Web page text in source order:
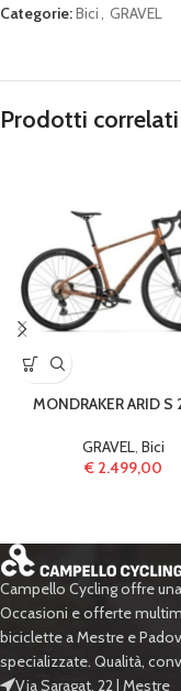
Categorie:Bici, GRAVEL
Prodotti correlati
MONDRAKER ARID S
GRAVEL, Bici
€2.499,00
Campello Cycling offre
Occasioni e offerte
biciclette a Mestre e
specializzate. Qualità,
Via Saragat, 22 | Mestre